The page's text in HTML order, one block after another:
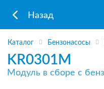
Назад
Каталог Бензонасосы
KR0301M
Модуль в сборе с